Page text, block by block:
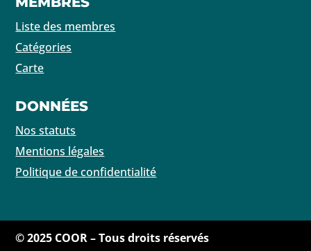
Liste des membres
Catégories
Carte
DONNÉES
Nos statuts
Mentions légales
Politique de confidentialité
© 2025 COOR – Tous droits réservés